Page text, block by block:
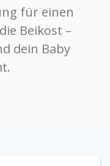
für einen
Beikost –
dein Baby